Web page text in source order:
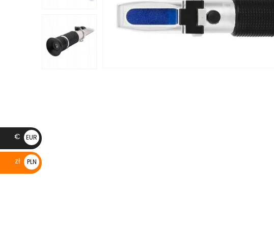
€
EUR
€
zł
PLN
zł